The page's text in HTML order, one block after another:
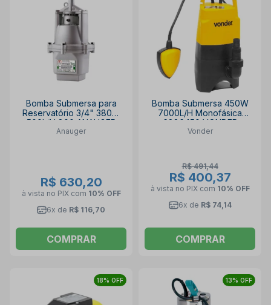
Bomba Submersa para
Reservatório 3/4" 380W
500L/H 800 ANAUGER
Anauger
R$ 630,20
à vista no PIX com 10% OFF
6x de R$ 116,70
COMPRAR
Bomba Submersa 450W
7000L/H Monofásica
6886450 VONDER
Vonder
R$ 491,44
R$ 400,37
à vista no PIX com 10% OFF
6x de R$ 74,14
COMPRAR
18% OFF 13% OFF